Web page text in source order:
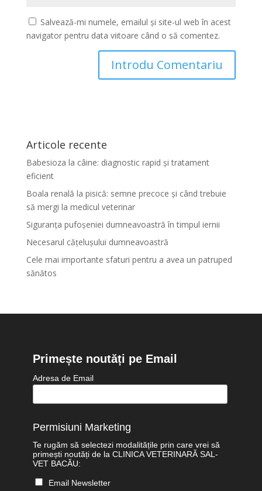
Salvează-mi numele, emailul și site-ul web în acest
navigator pentru data viitoare când o să comentez.
Articole recente
Babesioza la câine: diagnostic rapid și tratament
eficient
Boala renală la pisică: semne precoce și când trebuie
să mergi la medicul veterinar
Siguranța pufoșeniei dumneavoastră în timpul iernii
Necesarul cățelușului dumneavoastră
Cele mai importante sfaturi pentru a avea un patruped
sănătos
Primește noutăți pe Email
Adresa de Email
Permisiuni Marketing
Te rugăm să selectezi modalitățile prin care vrei să
primești noutăți de la CLINICA VETERINARĂ SAL-
VET BACĂU:
Email Newsletter